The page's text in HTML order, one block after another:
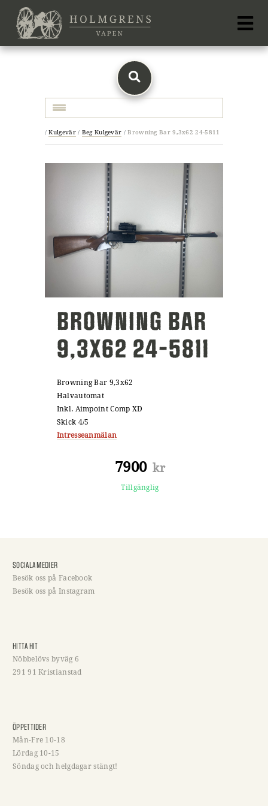
/ Kulgevär / Beg Kulgevär / Browning Bar 9,3x62 24-5811
BROWNING BAR
9,3X62 24-5811
Browning Bar 9,3x62
Halvautomat
Inkl. Aimpoint Comp XD
Skick 4/5
Intresseanmälan
7900 kr
Tillgänglig
SOCIALA MEDIER
Besök oss på Facebook
Besök oss på Instagram
HITTA HIT
Nöbbelövs byväg 6
291 91 Kristianstad
ÖPPETTIDER
Mån-Fre 10-18
Lördag 10-15
Söndag och helgdagar stängt!